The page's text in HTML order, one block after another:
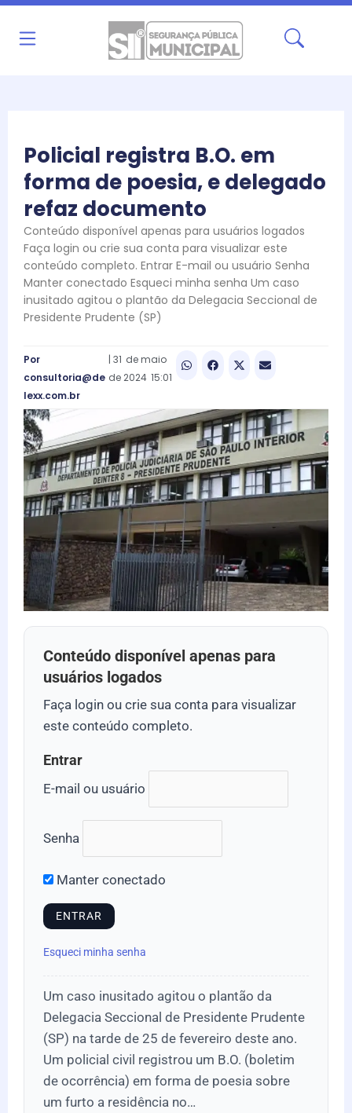
Ir
Policial registra B.O. em
forma de poesia, e delegado
refaz documento
Conteúdo disponível apenas para usuários logados
Faça login ou crie sua conta para visualizar este
conteúdo completo. Entrar E-mail ou usuário Senha
Manter conectado Esqueci minha senha Um caso
inusitado agitou o plantão da Delegacia Seccional de
Presidente Prudente (SP)
Por
consultoria@de
lexx.com.br
| 31 demaio
de 2024 15:01
Conteúdo disponível apenas para
usuários logados
Faça login ou crie sua conta para visualizar
este conteúdo completo.
Entrar
E-mail ou usuário
Senha
Manter conectado
Esqueci minha senha
Um caso inusitado agitou o plantão da
Delegacia Seccional de Presidente Prudente
(SP) na tarde de 25 de fevereiro deste ano.
Um policial civil registrou um B.O. (boletim
de ocorrência) em forma de poesia sobre
um furto a residência no…